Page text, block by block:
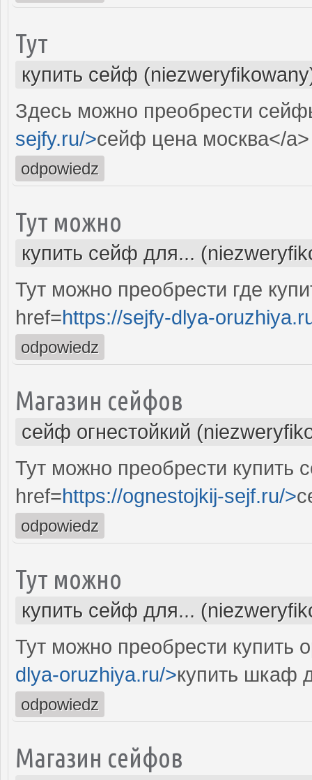
Тут
купить сейф
Здесь можно преобрести
sejfy.ru/>сейф цена москва</a>
odpowiedz
Тут можно
купить сейф для...
Тут можно преобрести где
href=https://sejfy-dlya-
odpowiedz
Магазин сейфов
сейф огнестойкий
Тут можно преобрести купить
href=https://ognestojkij-sejf.ru/>
odpowiedz
Тут можно
купить сейф для...
Тут можно преобрести
dlya-oruzhiya.ru/>купить шкаф
odpowiedz
Магазин сейфов